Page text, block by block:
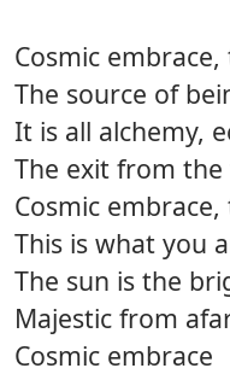
Cosmic
The source of
It is all alchemy,
The exit from the
Cosmic
This is what you
The sun is the
Majestic from
Cosmic embrace